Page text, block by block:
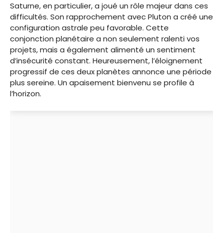
Saturne, en particulier, a joué un rôle majeur dans ces
difficultés. Son rapprochement avec Pluton a créé une
configuration astrale peu favorable. Cette
conjonction planétaire a non seulement ralenti vos
projets, mais a également alimenté un sentiment
d’insécurité constant. Heureusement, l’éloignement
progressif de ces deux planètes annonce une période
plus sereine. Un apaisement bienvenu se profile à
l’horizon.